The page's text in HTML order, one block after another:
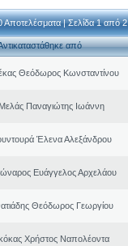
Αποτελέσματα | Σελίδα 1 από 2
από
Θεόδωρος Κωνσταντίνου
Μελάς Παναγιώτης Ιωάννη
Έλενα Αλεξάνδρου
Ευάγγελος Αρχελάου
Θεόδωρος Γεωργίου
Χρήστος Ναπολέοντα